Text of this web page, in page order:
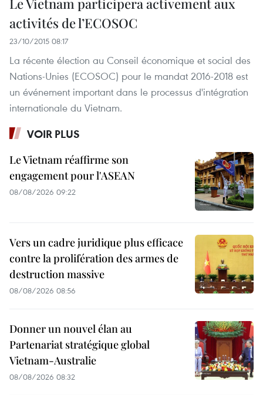
activités de l’ECOSOC
23/10/2015 08:17
La récente élection au Conseil économique et social des
Nations-Unies (ECOSOC) pour le mandat 2016-2018 est
un événement important dans le processus d'intégration
internationale du Vietnam.
VOIR PLUS
Le Vietnam réaffirme son
engagement pour l'ASEAN
08/08/2026 09:22
Vers un cadre juridique plus efficace
contre la prolifération des armes de
destruction massive
08/08/2026 08:56
Donner un nouvel élan au
Partenariat stratégique global
Vietnam-Australie
08/08/2026 08:32